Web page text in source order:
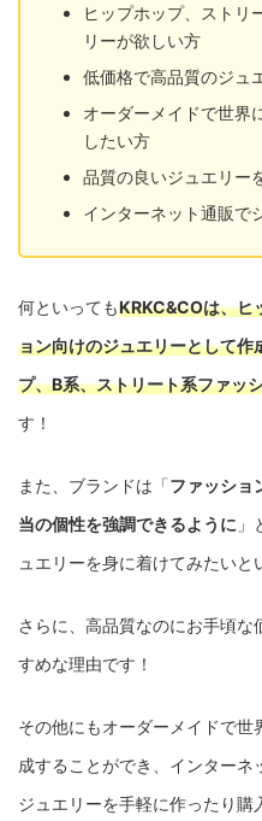
ヒップホップ、ストリ
リーが欲しい方
低価格で高品質のジュ
オーダーメイドで世界
したい方
品質の良いジュエリー
インターネット通販で
何といってもKRKC&COは、ヒ
ョン向けのジュエリーとして
プ、B系、ストリート系ファッ
す！
また、ブランドは「ファッショ
当の個性を強調できるように
ュエリーを身に着けてみたいと
さらに、高品質なのにお手頃
すめな理由です！
その他にもオーダーメイドで
成することができ、インターネ
ジュエリーを手軽に作ったり